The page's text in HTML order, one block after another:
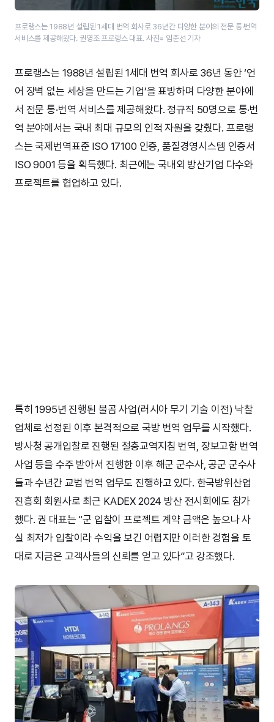
프로랭스는 1988년 설립된 1세대 번역 회사로 36년간 다양한 분야의 전문 통·​번역
서비스를 제공해왔다. 권영조 프로랭스 대표. 사진= 임준선 기자
프로랭스는 1988년 설립된 1세대 번역 회사로 36년 동안 ‘언
어 장벽 없는 세상을 만드는 기업’을 표방하며 다양한 분야에
서 전문 통·번역 서비스를 제공해왔다. 정규직 50명으로 통·번
역 분야에서는 국내 최대 규모의 인적 자원을 갖췄다. 프로랭
스는 국제번역표준 ISO 17100 인증, 품질경영시스템 인증서
ISO 9001 등을 획득했다. 최근에는 국내외 방산기업 다수와
프로젝트를 협업하고 있다.
특히 1995년 진행된 불곰 사업(러시아 무기 기술 이전) 낙찰
업체로 선정된 이후 본격적으로 국방 번역 업무를 시작했다.
방사청 공개입찰로 진행된 절충교역지침 번역, 장보고함 번역
사업 등을 수주 받아서 진행한 이후 해군 군수사, 공군 군수사
들과 수년간 교범 번역 업무도 진행하고 있다. 한국방위산업
진흥회 회원사로 최근 KADEX 2024 방산 전시회에도 참가
했다. 권 대표는 “군 입찰이 프로젝트 계약 금액은 높으나 사
실 최저가 입찰이라 수익을 보긴 어렵지만 이러한 경험을 토
대로 지금은 고객사들의 신뢰를 얻고 있다”고 강조했다.